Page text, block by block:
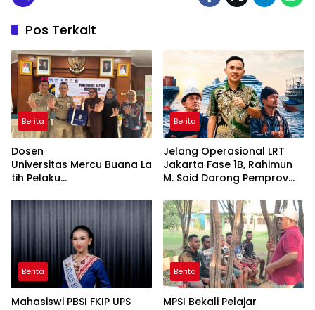
Pos Terkait
Berita
Dosen
Universitas Mercu Buana La
tih Pelaku
Lewat Kemasan
Berita
Jelang Operasional LRT
Jakarta Fase 1B, Rahimun
M. Said Dorong Pemprov
Economic Corridor
Initiative
Berita
Mahasiswi PBSI FKIP UPS
Berita
MPSI Bekali Pelajar